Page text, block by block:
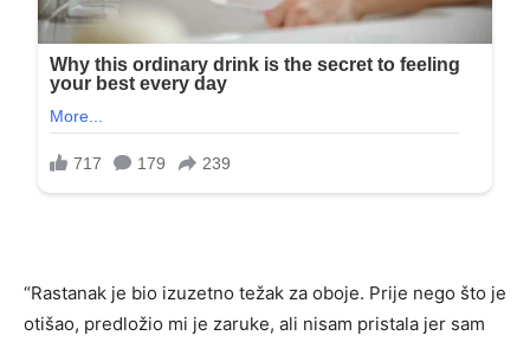
“Rastanak je bio izuzetno težak za oboje. Prije nego što je
otišao, predložio mi je zaruke, ali nisam pristala jer sam